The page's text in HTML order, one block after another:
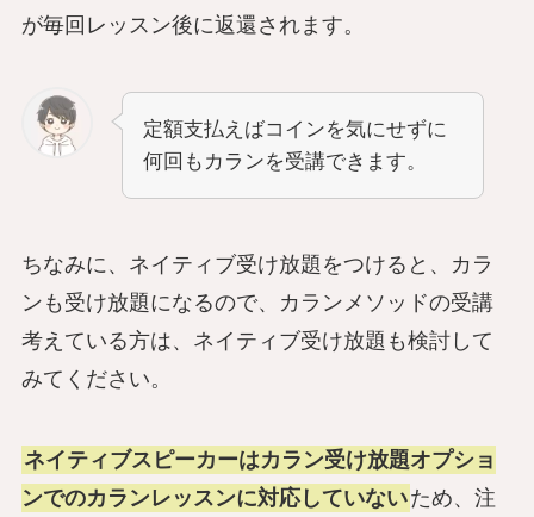
が毎回レッスン後に返還されます。
定額支払えばコインを気にせずに
何回もカランを受講できます。
ちなみに、ネイティブ受け放題をつけると、カラ
ンも受け放題になるので、カランメソッドの受講
考えている方は、ネイティブ受け放題も検討して
みてください。
ネイティブスピーカーはカラン受け放題オプショ
ンでのカランレッスンに対応していないため、注